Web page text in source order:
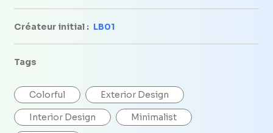
Créateur initial : LB01
Tags
Colorful Exterior Design
Interior Design Minimalist